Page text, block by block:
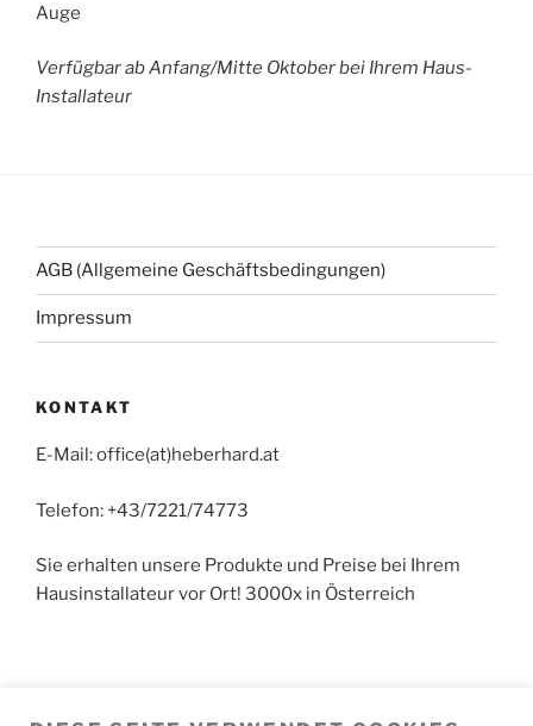
Auge
Verfügbar ab Anfang/Mitte Oktober bei Ihrem Haus-
Installateur
AGB (Allgemeine Geschäftsbedingungen)
Impressum
KONTAKT
E-Mail: office(at)heberhard.at
Telefon: +43/7221/74773
Sie erhalten unsere Produkte und Preise bei Ihrem
Hausinstallateur vor Ort! 3000x in Österreich